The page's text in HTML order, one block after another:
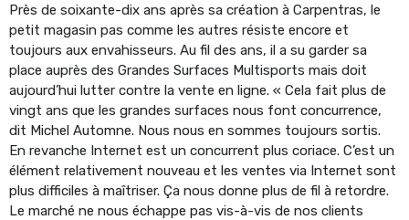
Près de soixante-dix ans après sa création à Carpentras, le
petit magasin pas comme les autres résiste encore et
toujours aux envahisseurs. Au fil des ans, il a su garder sa
place auprès des Grandes Surfaces Multisports mais doit
aujourd’hui lutter contre la vente en ligne. « Cela fait plus de
vingt ans que les grandes surfaces nous font concurrence,
dit Michel Automne. Nous nous en sommes toujours sortis.
En revanche Internet est un concurrent plus coriace. C’est un
élément relativement nouveau et les ventes via Internet sont
plus difficiles à maîtriser. Ça nous donne plus de fil à retordre.
Le marché ne nous échappe pas vis-à-vis de nos clients